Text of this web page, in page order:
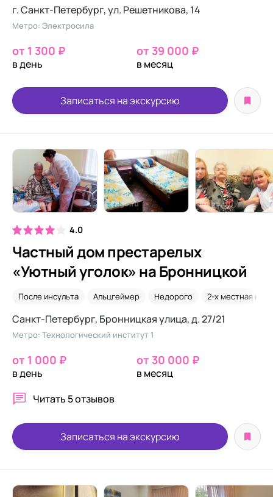
г. Санкт-Петербург, ул. Решетникова, 14
Метро: Электросила
от 1 300 ₽
в день
от 39 000 ₽
в месяц
Записаться на экскурсию
4.0
Частный дом престарелых
«Уютный уголок» на Бронницкой
После инсульта Альцгеймер Недорого 2-х местная
Санкт-Петербург, Бронницкая улица, д. 27/21
Метро: Технологический институт 1
от 1 000 ₽
в день
от 30 000 ₽
в месяц
Читать 5 отзывов
Записаться на экскурсию